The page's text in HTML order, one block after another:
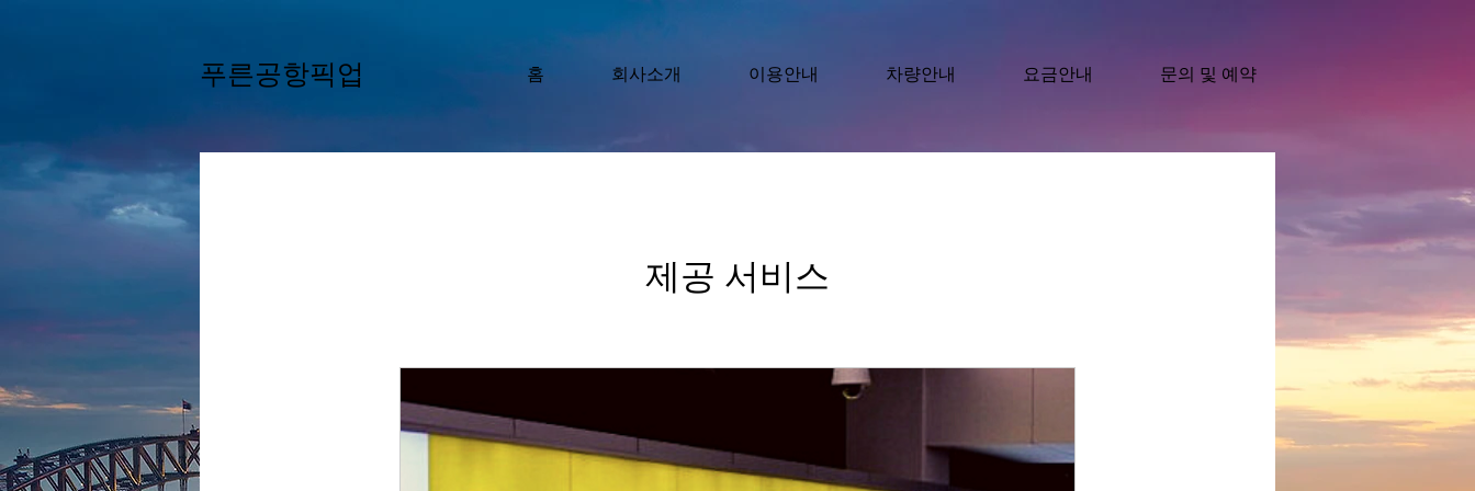
푸른공항픽업 홈 회사소개 이용안내 차량안내 요금안내 문의 및 예약
제공 서비스